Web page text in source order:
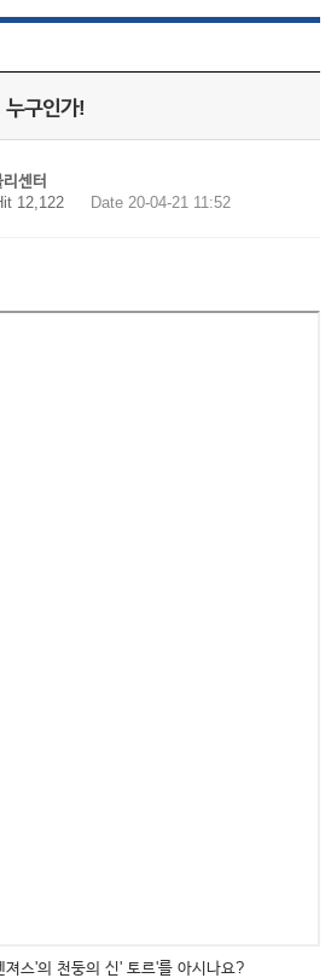
구인가!
센터
12,122 Date 20-04-21 11:52
스'의 천둥의 신' 토르'를 아시나요?